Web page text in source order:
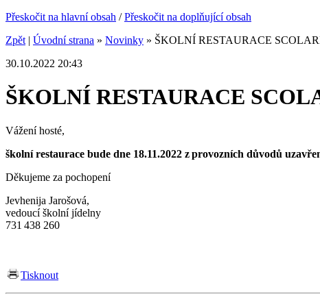
Přeskočit na hlavní obsah /Přeskočit na doplňující obsah
Zpět | Úvodní strana » Novinky » ŠKOLNÍ RESTAURACE
30.10.2022 20:43
ŠKOLNÍ RESTAURACE
Vážení hosté,
školní restaurace bude dne 18.11.2022 z provozních důvodů
Děkujeme za pochopení
Jevhenija Jarošová,
vedoucí školní jídelny
731 438 260
Tisknout